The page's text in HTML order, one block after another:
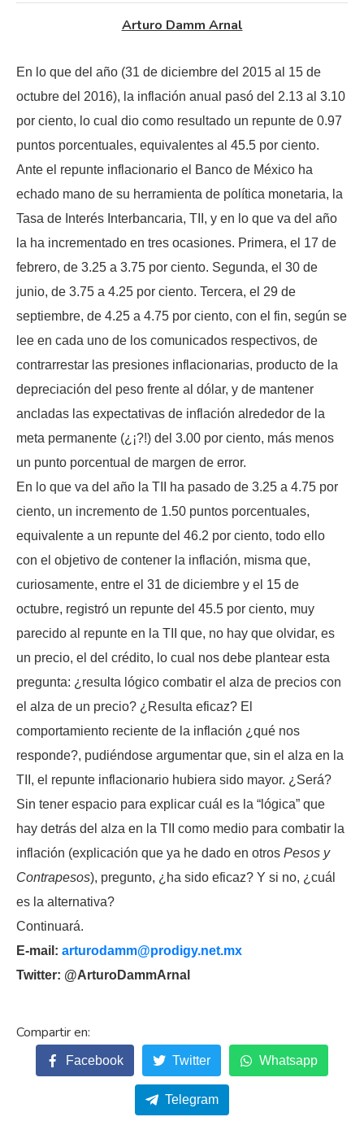
Arturo Damm Arnal
En lo que del año (31 de diciembre del 2015 al 15 de
octubre del 2016), la inflación anual pasó del 2.13 al 3.10
por ciento, lo cual dio como resultado un repunte de 0.97
puntos porcentuales, equivalentes al 45.5 por ciento.
Ante el repunte inflacionario el Banco de México ha
echado mano de su herramienta de política monetaria, la
Tasa de Interés Interbancaria, TII, y en lo que va del año
la ha incrementado en tres ocasiones. Primera, el 17 de
febrero, de 3.25 a 3.75 por ciento. Segunda, el 30 de
junio, de 3.75 a 4.25 por ciento. Tercera, el 29 de
septiembre, de 4.25 a 4.75 por ciento, con el fin, según se
lee en cada uno de los comunicados respectivos, de
contrarrestar las presiones inflacionarias, producto de la
depreciación del peso frente al dólar, y de mantener
ancladas las expectativas de inflación alrededor de la
meta permanente (¿¡?!) del 3.00 por ciento, más menos
un punto porcentual de margen de error.
En lo que va del año la TII ha pasado de 3.25 a 4.75 por
ciento, un incremento de 1.50 puntos porcentuales,
equivalente a un repunte del 46.2 por ciento, todo ello
con el objetivo de contener la inflación, misma que,
curiosamente, entre el 31 de diciembre y el 15 de
octubre, registró un repunte del 45.5 por ciento, muy
parecido al repunte en la TII que, no hay que olvidar, es
un precio, el del crédito, lo cual nos debe plantear esta
pregunta: ¿resulta lógico combatir el alza de precios con
el alza de un precio? ¿Resulta eficaz? El
comportamiento reciente de la inflación ¿qué nos
responde?, pudiéndose argumentar que, sin el alza en la
TII, el repunte inflacionario hubiera sido mayor. ¿Será?
Sin tener espacio para explicar cuál es la “lógica” que
hay detrás del alza en la TII como medio para combatir la
inflación (explicación que ya he dado en otros Pesos y
Contrapesos), pregunto, ¿ha sido eficaz? Y si no, ¿cuál
es la alternativa?
Continuará.
E-mail: arturodamm@prodigy.net.mx
Twitter: @ArturoDammArnal
Facebook Twitter Whatsapp
Telegram